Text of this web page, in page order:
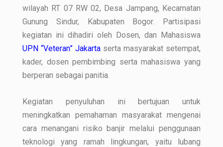
wilayah RT 07 RW 02, Desa Jampang, Kecamatan
Gunung Sindur, Kabupaten Bogor. Partisipasi
kegiatan ini dihadiri oleh Dosen, dan Mahasiswa
UPN “Veteran” Jakarta serta masyarakat setempat,
kader, dosen pembimbing serta mahasiswa yang
berperan sebagai panitia.
Kegiatan penyuluhan ini bertujuan untuk
meningkatkan pemahaman masyarakat mengenai
cara menangani risiko banjir melalui penggunaan
teknologi yang ramah lingkungan, yaitu lubang